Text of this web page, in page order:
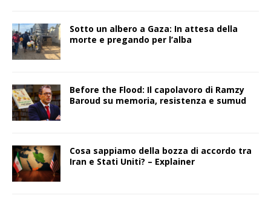
Sotto un albero a Gaza: In attesa della
morte e pregando per l’alba
Before the Flood: Il capolavoro di Ramzy
Baroud su memoria, resistenza e sumud
Cosa sappiamo della bozza di accordo tra
Iran e Stati Uniti? – Explainer